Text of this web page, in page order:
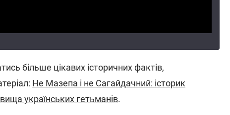
більше цікавих історичних фактів,
Не Мазепа і не Сагайдачний: історик
українських гетьманів.